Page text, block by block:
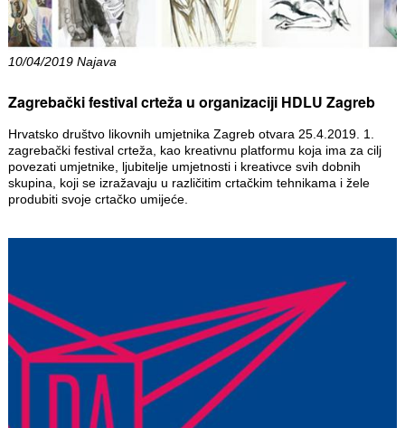
10/04/2019 Najava
Zagrebački festival crteža u organizaciji HDLU Zagreb
Hrvatsko društvo likovnih umjetnika Zagreb otvara 25.4.2019. 1.
zagrebački festival crteža, kao kreativnu platformu koja ima za cilj
povezati umjetnike, ljubitelje umjetnosti i kreativce svih dobnih
skupina, koji se izražavaju u različitim crtačkim tehnikama i žele
produbiti svoje crtačko umijeće.